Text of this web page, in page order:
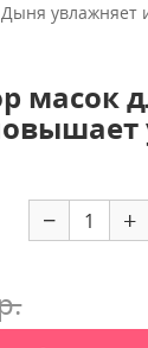
масок
− +